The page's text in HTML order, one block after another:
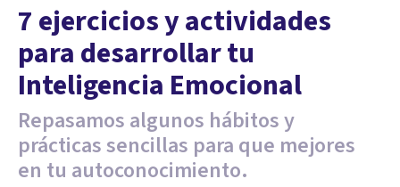
7 ejercicios y actividades
para desarrollar tu
Inteligencia Emocional
Repasamos algunos hábitos y
prácticas sencillas para que mejores
en tu autoconocimiento.